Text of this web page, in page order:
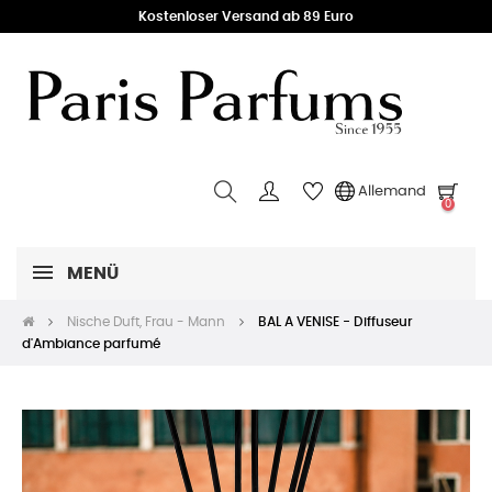
Kostenloser Versand ab 89 Euro
Allemand
0
MENÜ
Nische Duft, Frau - Mann
BAL A VENISE - Diffuseur
d'Ambiance parfumé